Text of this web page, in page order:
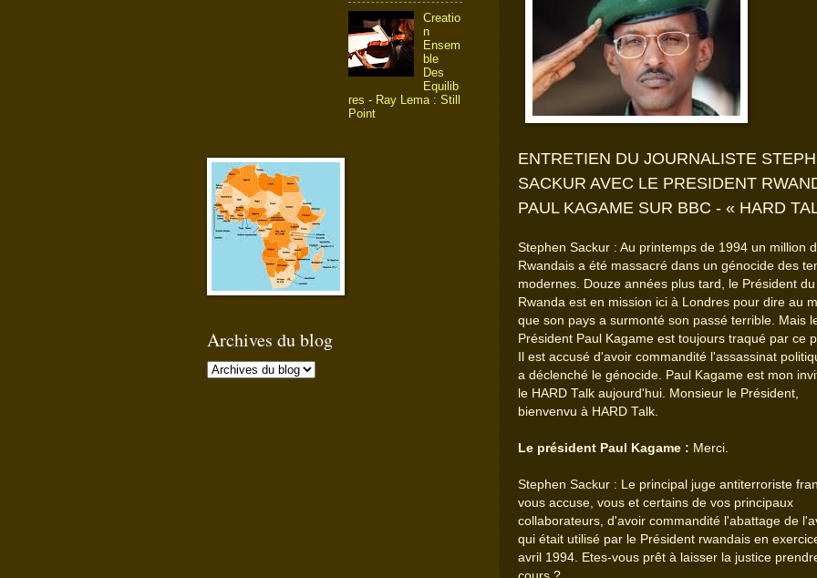
ENTRETIEN DU JOURNALISTE
SACKUR AVEC LE PRESIDENT
PAUL KAGAME SUR BBC - « HARD
Stephen Sackur : Au printemps de 1994 un million
Rwandais a été massacré dans un génocide des
modernes. Douze années plus tard, le Président du
Rwanda est en mission ici à Londres pour dire au
que son pays a surmonté son passé terrible. Mais
Président Paul Kagame est toujours traqué par ce
Il est accusé d'avoir commandité l'assassinat
a déclenché le génocide. Paul Kagame est mon
le HARD Talk aujourd'hui. Monsieur le Président,
bienvenvu à HARD Talk.
Le président Paul Kagame : Merci.
Stephen Sackur : Le principal juge antiterroriste
vous accuse, vous et certains de vos principaux
collaborateurs, d'avoir commandité l'abattage de
qui était utilisé par le Président rwandais en
avril 1994. Etes-vous prêt à laisser la justice
Creatio
n
Ensem
ble
Des
Equilib
res - Ray Lema : Still
Point
Archives du blog